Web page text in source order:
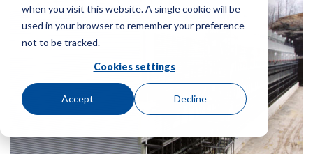
when you visit this website. A single cookie will be
used in your browser to remember your preference
not to be tracked.
Cookies settings
Accept Decline